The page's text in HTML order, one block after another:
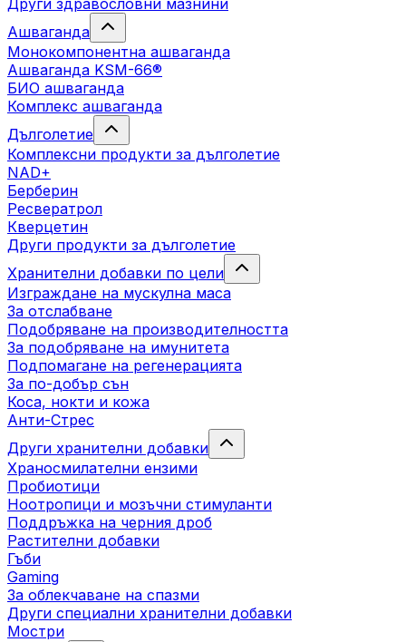
Други здравословни мазнини
Ашваганда
Монокомпонентна ашваганда
Ашваганда KSM-66®
БИО ашваганда
Комплекс ашваганда
Дълголетие
Комплексни продукти за дълголетие
NAD+
Берберин
Ресвератрол
Кверцетин
Други продукти за дълголетие
Хранителни добавки по цели
Изграждане на мускулна маса
За отслабване
Подобряване на производителността
За подобряване на имунитета
Подпомагане на регенерацията
За по-добър сън
Коса, нокти и кожа
Анти-Стрес
Други хранителни добавки
Храносмилателни ензими
Пробиотици
Ноотропици и мозъчни стимуланти
Поддръжка на черния дроб
Растителни добавки
Гъби
Gaming
За облекчаване на спазми
Други специални хранителни добавки
Мостри